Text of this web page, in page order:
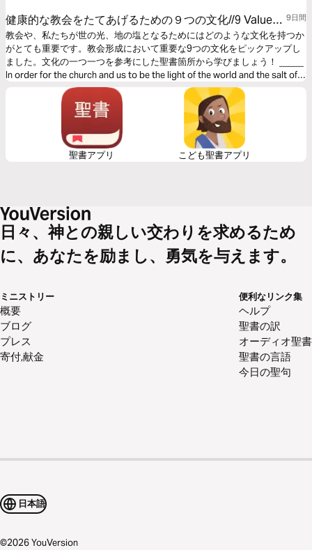
健康的な教会をたてあげるための９つの文化//9 Values
to Develop Healthy Church
9日間
教会や、私たちが世の光、地の塩となるためにはどのような文化を持つか
がとても重要です。教会形成において重要な9つの文化をピックアップし
ました。文化の一つ一つを参考にした聖書箇所から学びましょう！ _____
In order for the church and us to be the light of the world and the salt of
the earth, it is very important to have a certain kind of culture. We have
identified nine important cultures in church formation. Let's learn from
each of these cultures with reference to biblical passages!
聖書アプリ こども聖書アプリ
日々、神との親しい交わりを求めるため
に、あなたを励まし、勇気を与えます。
ミニストリー
概要
ブログ
プレス
寄付,献金
便利なリンク集
ヘルプ
聖書の訳
オーディオ聖書
聖書の言語
今日の聖句
日本語
©2026YouVersion